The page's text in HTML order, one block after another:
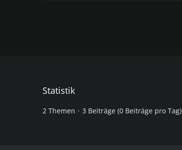
Statistik
2 Themen 3 Beiträge (0 Beiträge pro Tag)